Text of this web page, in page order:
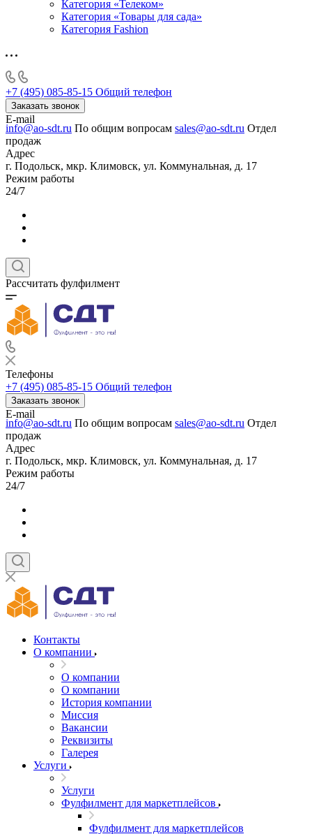
Категория «Телеком»
Категория «Товары для сада»
Категория Fashion
+7 (495) 085-85-15 Общий телефон
Заказать звонок
E-mail
info@ao-sdt.ru По общим вопросам sales@ao-sdt.ru Отдел
продаж
Адрес
г. Подольск, мкр. Климовск, ул. Коммунальная, д. 17
Режим работы
24/7
Рассчитать фулфилмент
Телефоны
+7 (495) 085-85-15 Общий телефон
Заказать звонок
E-mail
info@ao-sdt.ru По общим вопросам sales@ao-sdt.ru Отдел
продаж
Адрес
г. Подольск, мкр. Климовск, ул. Коммунальная, д. 17
Режим работы
24/7
Контакты
О компании
О компании
О компании
История компании
Миссия
Вакансии
Реквизиты
Галерея
Услуги
Услуги
Фулфилмент для маркетплейсов
Фулфилмент для маркетплейсов